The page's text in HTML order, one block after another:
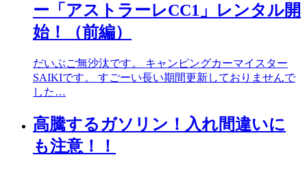
ー「アストラーレCC1」レンタル開
始！（前編）
だいぶご無沙汰です。 キャンピングカーマイスター
SAIKIです。 すごーい長い期間更新しておりませんで
した…
高騰するガソリン！入れ間違いに
も注意！！